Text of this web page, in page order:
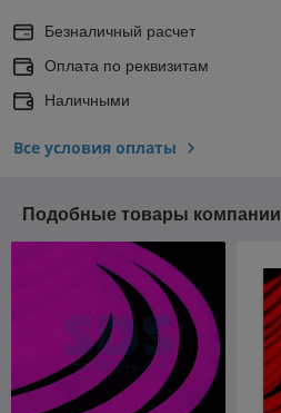
Безналичный расчет
Оплата по реквизитам
Наличными
Все условия оплаты
Подобные товары компании